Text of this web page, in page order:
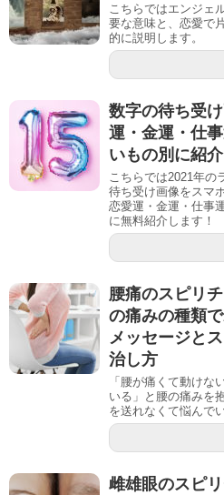
こちらではエンジェ
要な意味と、恋愛で
的に説明します。
数字の待ち受
運・金運・仕
いもの別に紹介
こちらでは2021年の
待ち受け画像をスマ
恋愛運・金運・仕事
に無料紹介します！
腰痛のスピリ
の痛みの種類
メッセージと
治し方
「腰が痛くて動けな
いる」と腰の痛みを
を送れなくて悩んで
雌雄眼のスピ